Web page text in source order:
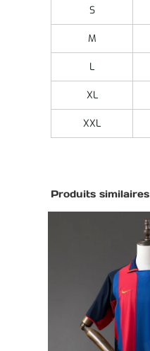
S
M
L
XL
XXL
Produits similaires